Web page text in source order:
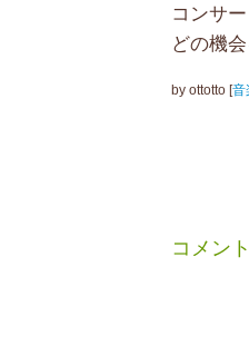
コンサ
どの機
by ottotto [音
コメント